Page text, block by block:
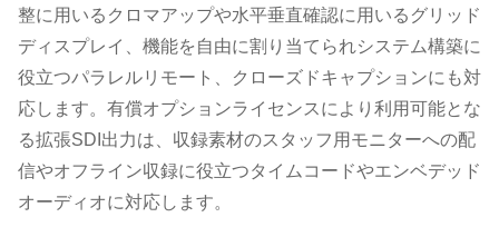
整に用いるクロマアップや水平垂直確認に用いるグリッド
ディスプレイ、機能を自由に割り当てられシステム構築に
役立つパラレルリモート、クローズドキャプションにも対
応します。有償オプションライセンスにより利用可能とな
る拡張SDI出力は、収録素材のスタッフ用モニターへの配
信やオフライン収録に役立つタイムコードやエンベデッド
オーディオに対応します。